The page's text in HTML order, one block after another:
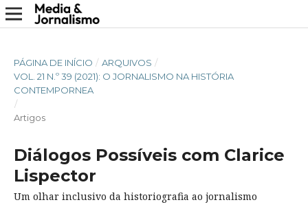
PÁGINA DE INÍCIO / ARQUIVOS /
VOL. 21 N.º 39 (2021): O JORNALISMO NA HISTÓRIA
CONTEMPORNEA
/
Artigos
Diálogos Possíveis com Clarice
Lispector
Um olhar inclusivo da historiografia ao jornalismo